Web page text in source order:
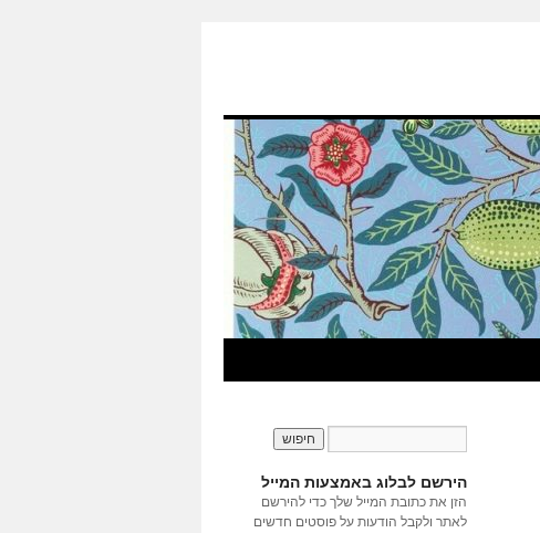
הירשם לבלוג באמצעות המייל
הזן את כתובת המייל שלך כדי להירשם
לאתר ולקבל הודעות על פוסטים חדשים